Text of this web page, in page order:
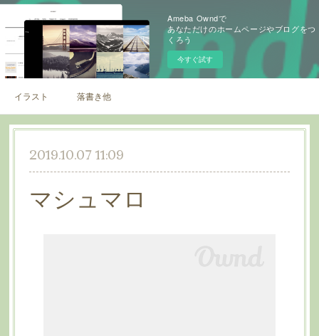
Ameba Owndで
あなただけのホームページやブログをつ
くろう
今すぐ試す
イラスト 落書き他
2019.10.07 11:09
マシュマロ